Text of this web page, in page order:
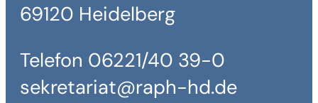
69120 Heidelberg
Telefon 06221/40 39-0
sekretariat@raph-hd.de